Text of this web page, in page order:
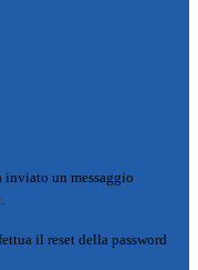
inviato un messaggio
il reset della password